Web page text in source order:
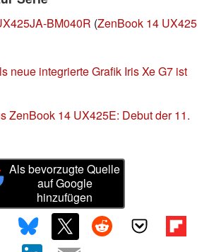
BM040R (ZenBook 14 UX425
neue integrierte Grafik Iris Xe G7 ist
ZenBook 14 UX425E: Debut der 11.
Als bevorzugte Quelle
auf Google
hinzufügen